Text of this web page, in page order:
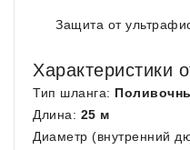
Защита от
Характеристики
Тип шланга:
Длина: 25 м
Диаметр (внутренний